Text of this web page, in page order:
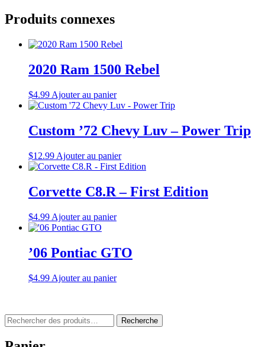
Produits connexes
2020 Ram 1500 Rebel
$4.99 Ajouter au panier
Custom ’72 Chevy Luv – Power Trip
$12.99 Ajouter au panier
Corvette C8.R – First Edition
$4.99 Ajouter au panier
’06 Pontiac GTO
$4.99 Ajouter au panier
Rechercher
:
Recherche